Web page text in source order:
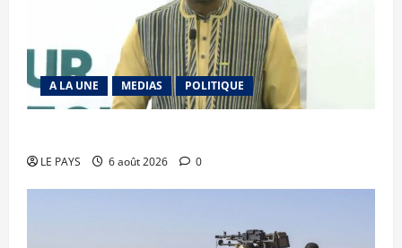
A LA UNE MEDIAS POLITIQUE
LE PAYS 6 août 2026 0